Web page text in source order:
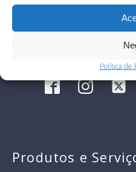
Política de
Produtos e